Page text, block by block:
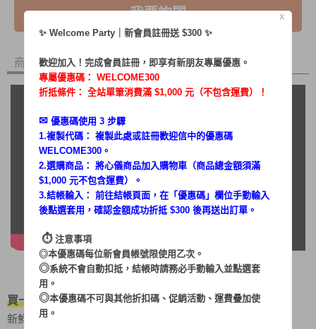
我要詢問
商品內容 商品討論
買一台就可以抵多台！
新鮮現打，輕鬆補充水份和營養
X
✨ Welcome Party｜新會員註冊送 $300 ✨
歡迎加入！完成會員註冊，即享有新朋友專屬優惠。
專屬優惠碼： WELCOME300
折抵條件： 全站單筆消費滿 $1,000 元（不包含運費）！
✉︎ 優惠碼使用 3 步驟
1.複製代碼： 複製此處或註冊歡迎信中的優惠碼
WELCOME300。
2.選購商品： 將心儀商品加入購物車（商品總金額須滿
$1,000 元不包含運費）。
3.結帳輸入： 前往結帳頁面，在「 優惠碼 」欄位手動輸入
後點選套用，確認金額成功折抵 $300 後再送出訂單。
⏱︎ 注意事項
◎本優惠碼每位新會員帳號限使用乙次。
◎系統不會自動扣抵，結帳時請務必手動輸入並點選套
用。
◎本優惠碼不可與其他折扣碼、促銷活動、運費疊加使
用。